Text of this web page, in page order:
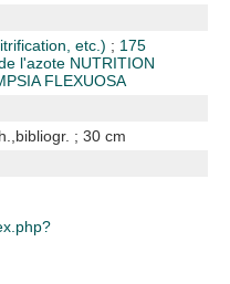
etc.) ; 175
l'azote NUTRITION
FLEXUOSA
; 30 cm